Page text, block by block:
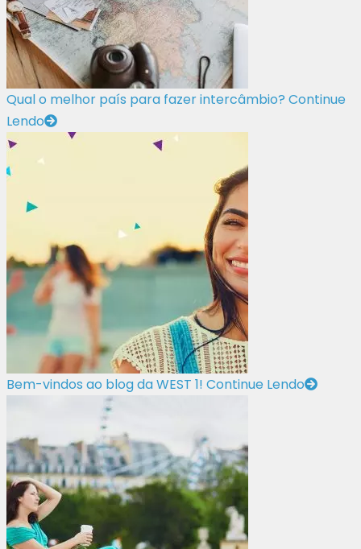
Qual o melhor país para fazer intercâmbio? Continue
Lendo
Bem-vindos ao blog da WEST 1! Continue Lendo